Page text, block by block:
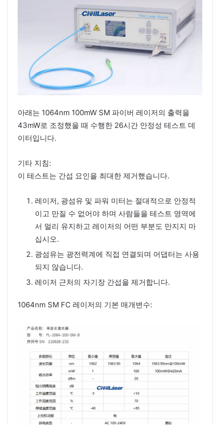
아래는 1064nm 100mW SM 파이버 레이저의 출력을
43mW로 조정했을 때 수행한 26시간 안정성 테스트 데
이터입니다.
기타 지침:
이 테스트는 간섭 요인을 최대한 제거했습니다.
레이저, 광섬유 및 파워 미터는 절대적으로 안정적
이고 만질 수 없어야 하며 사람들을 테스트 영역에
서 멀리 유지하고 레이저의 어떤 부분도 만지지 마
십시오.
광섬유는 광전력계에 직접 연결되며 어댑터는 사용
되지 않습니다.
레이저 근처의 자기장 간섭을 제거합니다.
1064nm SM FC 레이저의 기본 매개변수: